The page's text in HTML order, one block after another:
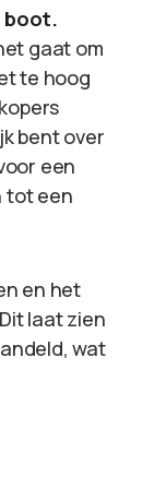
boot.
gaat om
te hoog
bent over
een
tot een
en het
laat zien
wat